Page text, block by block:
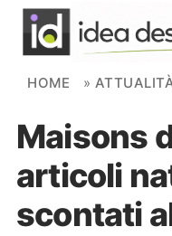
Skip to content
NOVITÀ
AMBIENTI
FAI DA TE
HOME »
Maisons
articoli
scontati